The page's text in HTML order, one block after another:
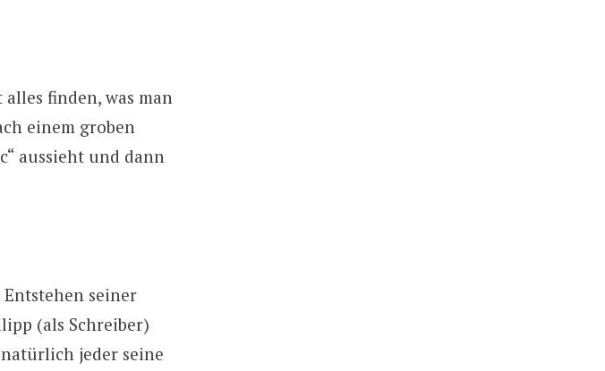
finden, was man
einem groben
aussieht und dann
seiner
(als Schreiber)
jeder seine